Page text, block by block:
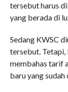
tersebut harus
yang berada di
Sedang KWSC
tersebut. Tetapi,
membahas tarif
baru yang